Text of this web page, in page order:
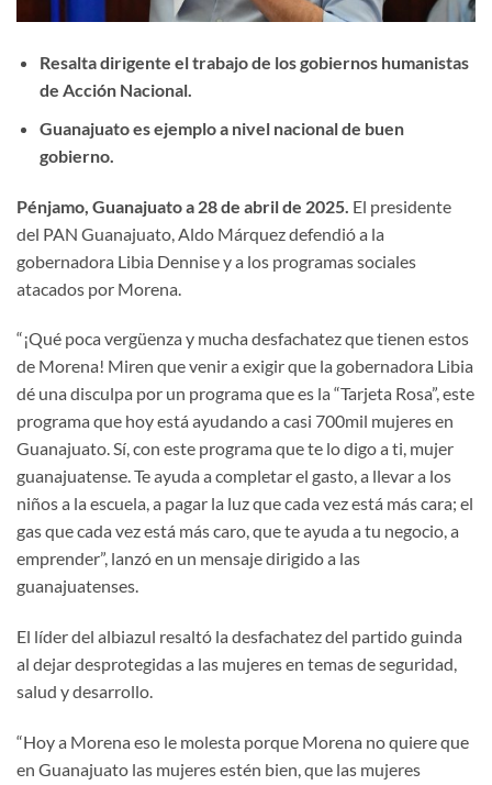
Resalta dirigente el trabajo de los gobiernos humanistas
de Acción Nacional.
Guanajuato es ejemplo a nivel nacional de buen
gobierno.
Pénjamo, Guanajuato a 28 de abril de 2025. El presidente
del PAN Guanajuato, Aldo Márquez defendió a la
gobernadora Libia Dennise y a los programas sociales
atacados por Morena.
“¡Qué poca vergüenza y mucha desfachatez que tienen estos
de Morena! Miren que venir a exigir que la gobernadora Libia
dé una disculpa por un programa que es la “Tarjeta Rosa”, este
programa que hoy está ayudando a casi 700mil mujeres en
Guanajuato. Sí, con este programa que te lo digo a ti, mujer
guanajuatense. Te ayuda a completar el gasto, a llevar a los
niños a la escuela, a pagar la luz que cada vez está más cara; el
gas que cada vez está más caro, que te ayuda a tu negocio, a
emprender”, lanzó en un mensaje dirigido a las
guanajuatenses.
El líder del albiazul resaltó la desfachatez del partido guinda
al dejar desprotegidas a las mujeres en temas de seguridad,
salud y desarrollo.
“Hoy a Morena eso le molesta porque Morena no quiere que
en Guanajuato las mujeres estén bien, que las mujeres